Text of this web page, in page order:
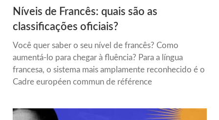
Níveis de Francês: quais são as
classificações oficiais?
Você quer saber o seu nível de francês? Como
aumentá-lo para chegar à fluência? Para a língua
francesa, o sistema mais amplamente reconhecido é o
Cadre européen commun de référence